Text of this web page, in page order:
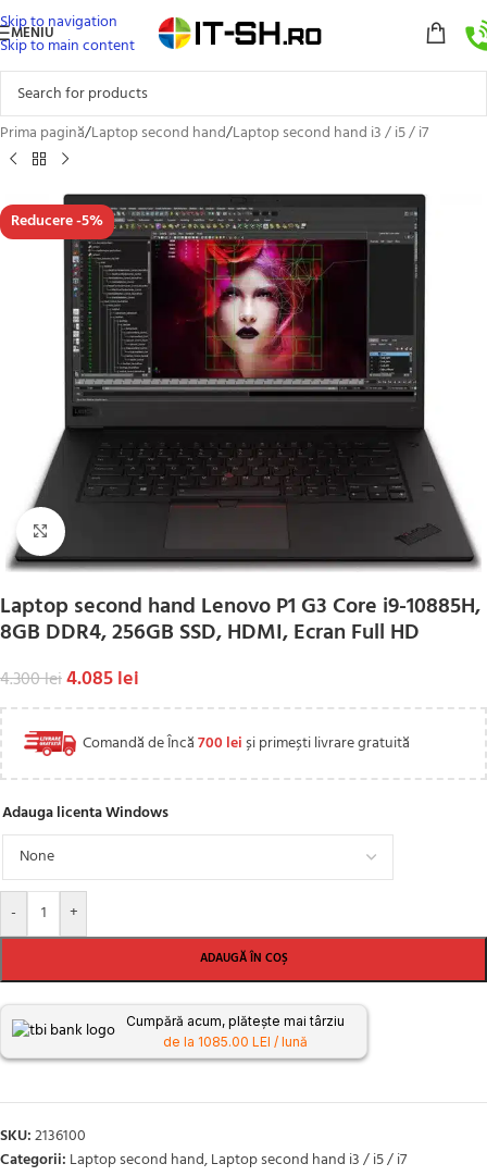
Skip to navigation
Skip to main content
MENIU
Prima pagină/Laptop second hand/Laptop second hand i3 / i5 / i7
Reducere -5%
Click to enlarge
Laptop second hand Lenovo P1 G3 Core i9-10885H,
8GB DDR4, 256GB SSD, HDMI, Ecran Full HD
4.300lei4.085lei
Comandă de Încă700 leiși primești livrare gratuită
Adauga licenta Windows
- +
ADAUGĂ ÎN COȘ
Cumpără acum, plătește mai târziu
de la 1085.00 LEI / lună
SKU:2136100
Categorii: Laptop second hand,Laptop second hand i3 / i5 / i7